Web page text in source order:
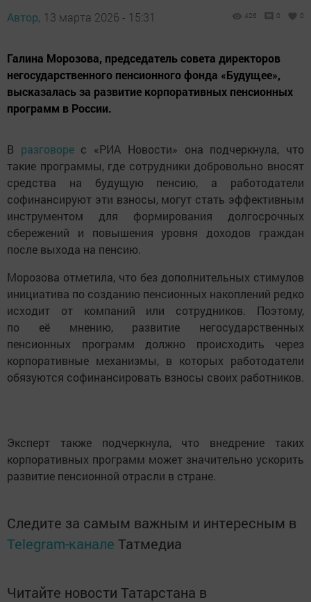
Автор, 13 марта 2026 - 15:31 426 0 0
Галина Морозова, председатель совета директоров
негосударственного пенсионного фонда «Будущее»,
высказалась за развитие корпоративных пенсионных
программ в России.
В разговоре с «РИА Новости» она подчеркнула, что
такие программы, где сотрудники добровольно вносят
средства на будущую пенсию, а работодатели
софинансируют эти взносы, могут стать эффективным
инструментом для формирования долгосрочных
сбережений и повышения уровня доходов граждан
после выхода на пенсию.
Морозова отметила, что без дополнительных стимулов
инициатива по созданию пенсионных накоплений редко
исходит от компаний или сотрудников. Поэтому,
по её мнению, развитие негосударственных
пенсионных программ должно происходить через
корпоративные механизмы, в которых работодатели
обязуются софинансировать взносы своих работников.
Эксперт также подчеркнула, что внедрение таких
корпоративных программ может значительно ускорить
развитие пенсионной отрасли в стране.
Следите за самым важным и интересным в
Telegram-канале Татмедиа
Читайте новости Татарстана в